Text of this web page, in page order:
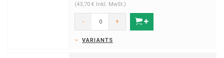
(43,70 € Inkl. MwSt.)
- +
VARIANTS